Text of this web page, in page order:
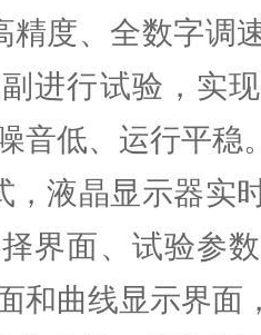
精度、全数字调
进行试验，实
音低、运行平稳
，液晶显示器实
界面、试验参
和曲线显示界面